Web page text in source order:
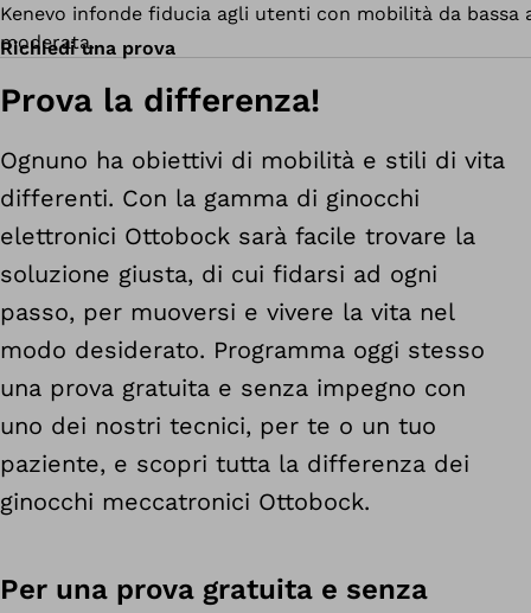
Kenevo infonde fiducia agli utenti con mobilità da bassa
moderata.
Richiedi una prova
Prova la differenza!
Ognuno ha obiettivi di mobilità e stili di vita
differenti. Con la gamma di ginocchi
elettronici Ottobock sarà facile trovare la
soluzione giusta, di cui fidarsi ad ogni
passo, per muoversi e vivere la vita nel
modo desiderato. Programma oggi stesso
una prova gratuita e senza impegno con
uno dei nostri tecnici, per te o un tuo
paziente, e scopri tutta la differenza dei
ginocchi meccatronici Ottobock.
Per una prova gratuita e senza